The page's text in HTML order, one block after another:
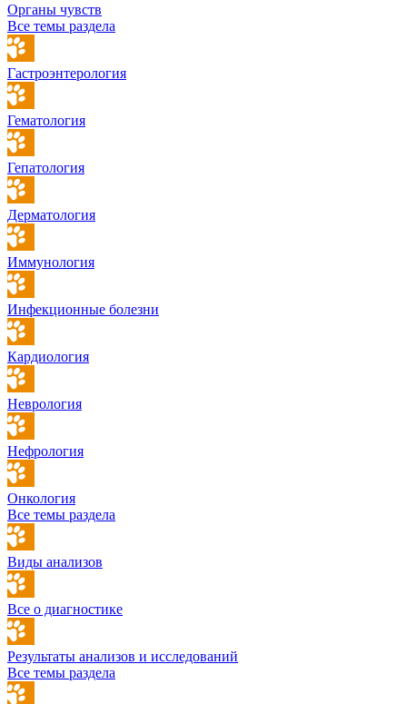
Органы чувств
Все темы раздела
Гастроэнтерология
Гематология
Гепатология
Дерматология
Иммунология
Инфекционные болезни
Кардиология
Неврология
Нефрология
Онкология
Все темы раздела
Виды анализов
Все о диагностике
Результаты анализов и исследований
Все темы раздела